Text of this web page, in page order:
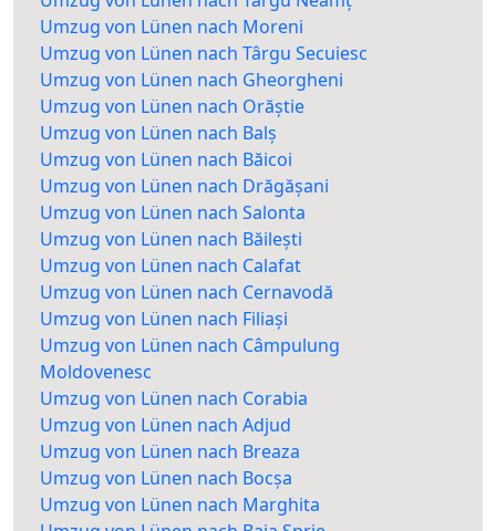
Umzug von Lünen nach Moreni
Umzug von Lünen nach Târgu Secuiesc
Umzug von Lünen nach Gheorgheni
Umzug von Lünen nach Orăștie
Umzug von Lünen nach Balș
Umzug von Lünen nach Băicoi
Umzug von Lünen nach Drăgășani
Umzug von Lünen nach Salonta
Umzug von Lünen nach Băilești
Umzug von Lünen nach Calafat
Umzug von Lünen nach Cernavodă
Umzug von Lünen nach Filiași
Umzug von Lünen nach Câmpulung
Moldovenesc
Umzug von Lünen nach Corabia
Umzug von Lünen nach Adjud
Umzug von Lünen nach Breaza
Umzug von Lünen nach Bocșa
Umzug von Lünen nach Marghita